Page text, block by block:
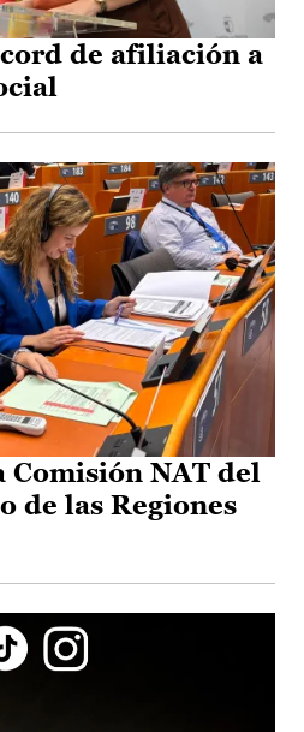
de afiliación a
Comisión NAT del
de las Regiones